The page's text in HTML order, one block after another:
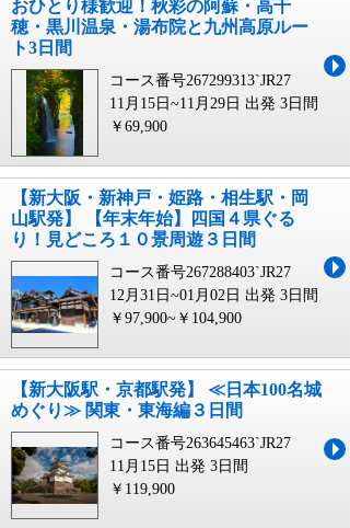
おひとり様歓迎！秋彩の阿蘇・高千
穂・黒川温泉・湯布院と九州高原ルー
ト3日間
コース番号267299313`JR27
11月15日~11月29日 出発 3日間
￥69,900
【新大阪・新神戸・姫路・相生駅・岡
山駅発】 【年末年始】四国４県ぐる
り！見どころ１０景周遊３日間
コース番号267288403`JR27
12月31日~01月02日 出発 3日間
￥97,900~￥104,900
【新大阪駅・京都駅発】 ≪日本100名城
めぐり≫ 関東・東海編３日間
コース番号263645463`JR27
11月15日 出発 3日間
￥119,900